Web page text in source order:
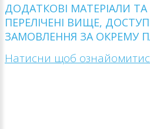
ДОДАТКОВІ МАТЕРІАЛИ
ПЕРЕЛІЧЕНІ ВИЩЕ,
ЗАМОВЛЕННЯ ЗА ОКРЕМУ
Натисни щоб